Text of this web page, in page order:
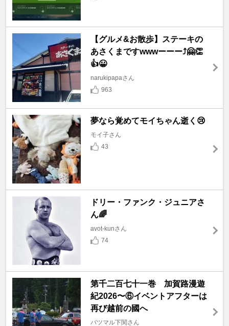
【グルメ&お散歩】ステーキの
あさくまですwwwーーー⤴️🤗👏
👍😀
narukipapaさん
963
夢なら覚めてモイちゃん逝く😢
モイ子さん
43
ドリー・ファンク・ジュニアさ
ん🌈
avot-kunさん
74
第千二百七十一巻 加賀路漫遊
紀2026〜⑥イベントアフターは
再び越前の國へ
バツマル下関さん